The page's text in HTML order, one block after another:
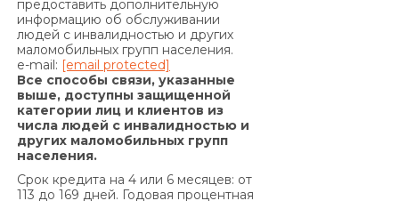
дополнительных денежных средств (если
условия дополнительного соглашения к
Договору предусматривают уплату комиссии за
выдачу в Кредит дополнительных денежных
средств) и/или суммы Кредита в
определенные настоящим Договором сроки, на
основании положений части 2 статьи 625
Гражданского кодекса Украины Кредитодатель
имеет право требовать, а Заемщик обязан
уплатить Кредитодателю сумму задолженности
предоставить дополнительную
информацию об обслуживании
людей с инвалидностью и других
маломобильных групп населения.
e-mail: [email protected]
Все способы связи, указанные
выше, доступны защищенной
категории лиц и клиентов из
числа людей с инвалидностью и
других маломобильных групп
населения.
Срок кредита на 4 или 6 месяцев: от
113 до 169 дней. Годовая процентная